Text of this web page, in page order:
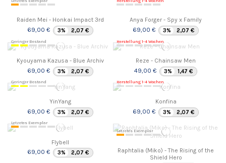
Raiden Mei - Honkai Impact 3rd
69,00 €
3% 2,07 €
Anya Forger - Spy x Family
69,00 €
3% 2,07 €
Geringer Bestand
Kyouyama Kazusa - Blue Archiv
69,00 €
3% 2,07 €
Herstellung 1-4 Wochen
Reze - Chainsaw Men
49,00 €
3% 1,47 €
Geringer Bestand
YinYang
69,00 €
3% 2,07 €
Herstellung 1-4 Wochen
Konfina
69,00 €
3% 2,07 €
Letzetes Exemplar
Flybell
69,00 €
3% 2,07 €
Letzetes Exemplar
Raphtalia (Miko) - The Rising of the
Shield Hero